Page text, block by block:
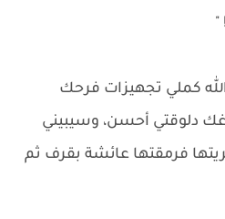
"
كملي تجهيزات فرحك
دلوقتي أحسن، وسيبيني
فرمقتها عائشة بقرف ثم